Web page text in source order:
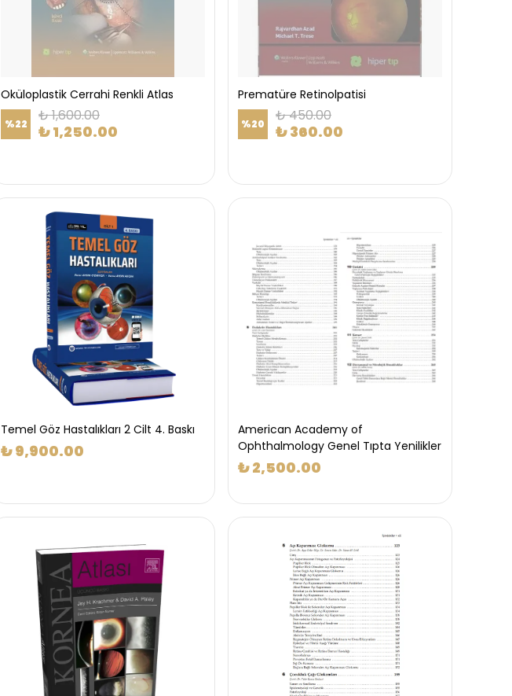
Oküloplastik Cerrahi Renkli Atlas
%22 ₺ 1,600.00
₺ 1,250.00
Prematüre Retinolpatisi
%20 ₺ 450.00
₺ 360.00
Temel Göz Hastalıkları 2 Cilt 4. Baskı
₺ 9,900.00
American Academy of
Ophthalmology Genel Tıpta Yenilikler
₺ 2,500.00